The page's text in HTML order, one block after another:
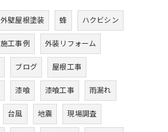
外壁屋根塗装 蜂 ハクビシン
施工事例 外装リフォーム
ブログ 屋根工事
漆喰 漆喰工事 雨漏れ
台風 地震 現場調査